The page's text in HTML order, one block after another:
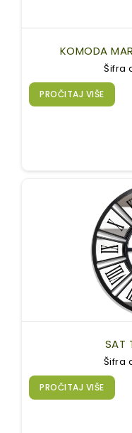
KOMODA
Šifra
PROČITAJ VIŠE
SAT
Šifra
PROČITAJ VIŠE